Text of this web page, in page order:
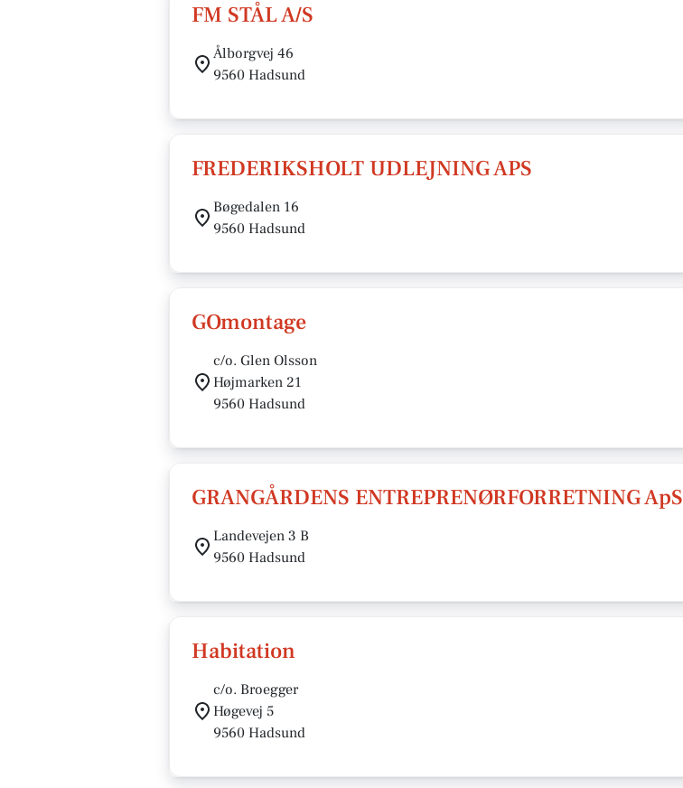
FM STÅL A/S
Ålborgvej 46
9560 Hadsund
FREDERIKSHOLT UDLEJNING APS
Bøgedalen 16
9560 Hadsund
GOmontage
c/o. Glen Olsson
Højmarken 21
9560 Hadsund
GRANGÅRDENS ENTREPRENØRFORRETNING ApS
Landevejen 3 B
9560 Hadsund
Habitation
c/o. Broegger
Høgevej 5
9560 Hadsund